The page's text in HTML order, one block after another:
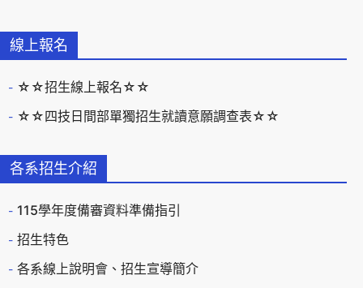
線上報名
☆☆招生線上報名☆☆
☆☆四技日間部單獨招生就讀意願調查表☆☆
各系招生介紹
115學年度備審資料準備指引
招生特色
各系線上說明會、招生宣導簡介